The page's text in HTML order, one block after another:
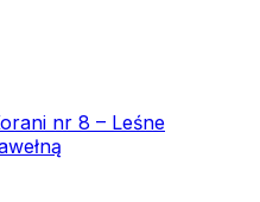
nr 8 – Leśne